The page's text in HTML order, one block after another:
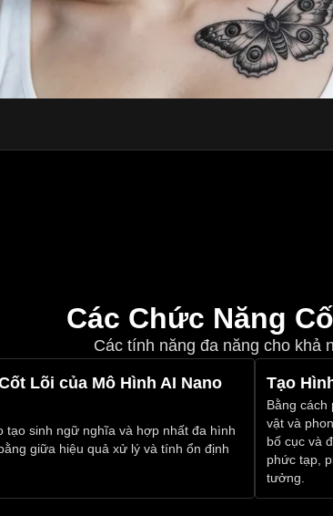
Các Chức Năng
Các tính năng đa năng cho khả
Lõi của Mô Hình AI Nano
tạo sinh ngữ nghĩa và hợp nhất đa hình
giữa hiệu quả xử lý và tính ổn định
Tạo
Bằng cách
vật và
bố cục và
phức tạp,
tưởng.